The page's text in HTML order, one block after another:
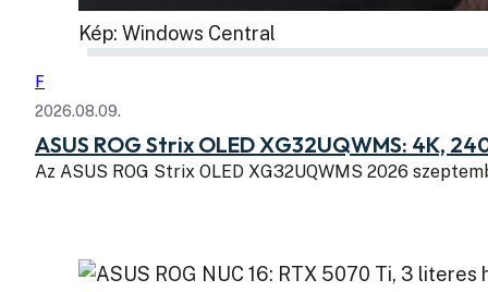
Kép: Windows Central
F
2026.08.09.
ASUS ROG Strix OLED XG32UQWMS: 4K,
Az ASUS ROG Strix OLED XG32UQWMS 2026